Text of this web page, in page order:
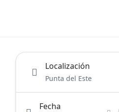
Localización
Fecha